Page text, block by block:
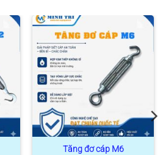
Tăng đơ cáp M6